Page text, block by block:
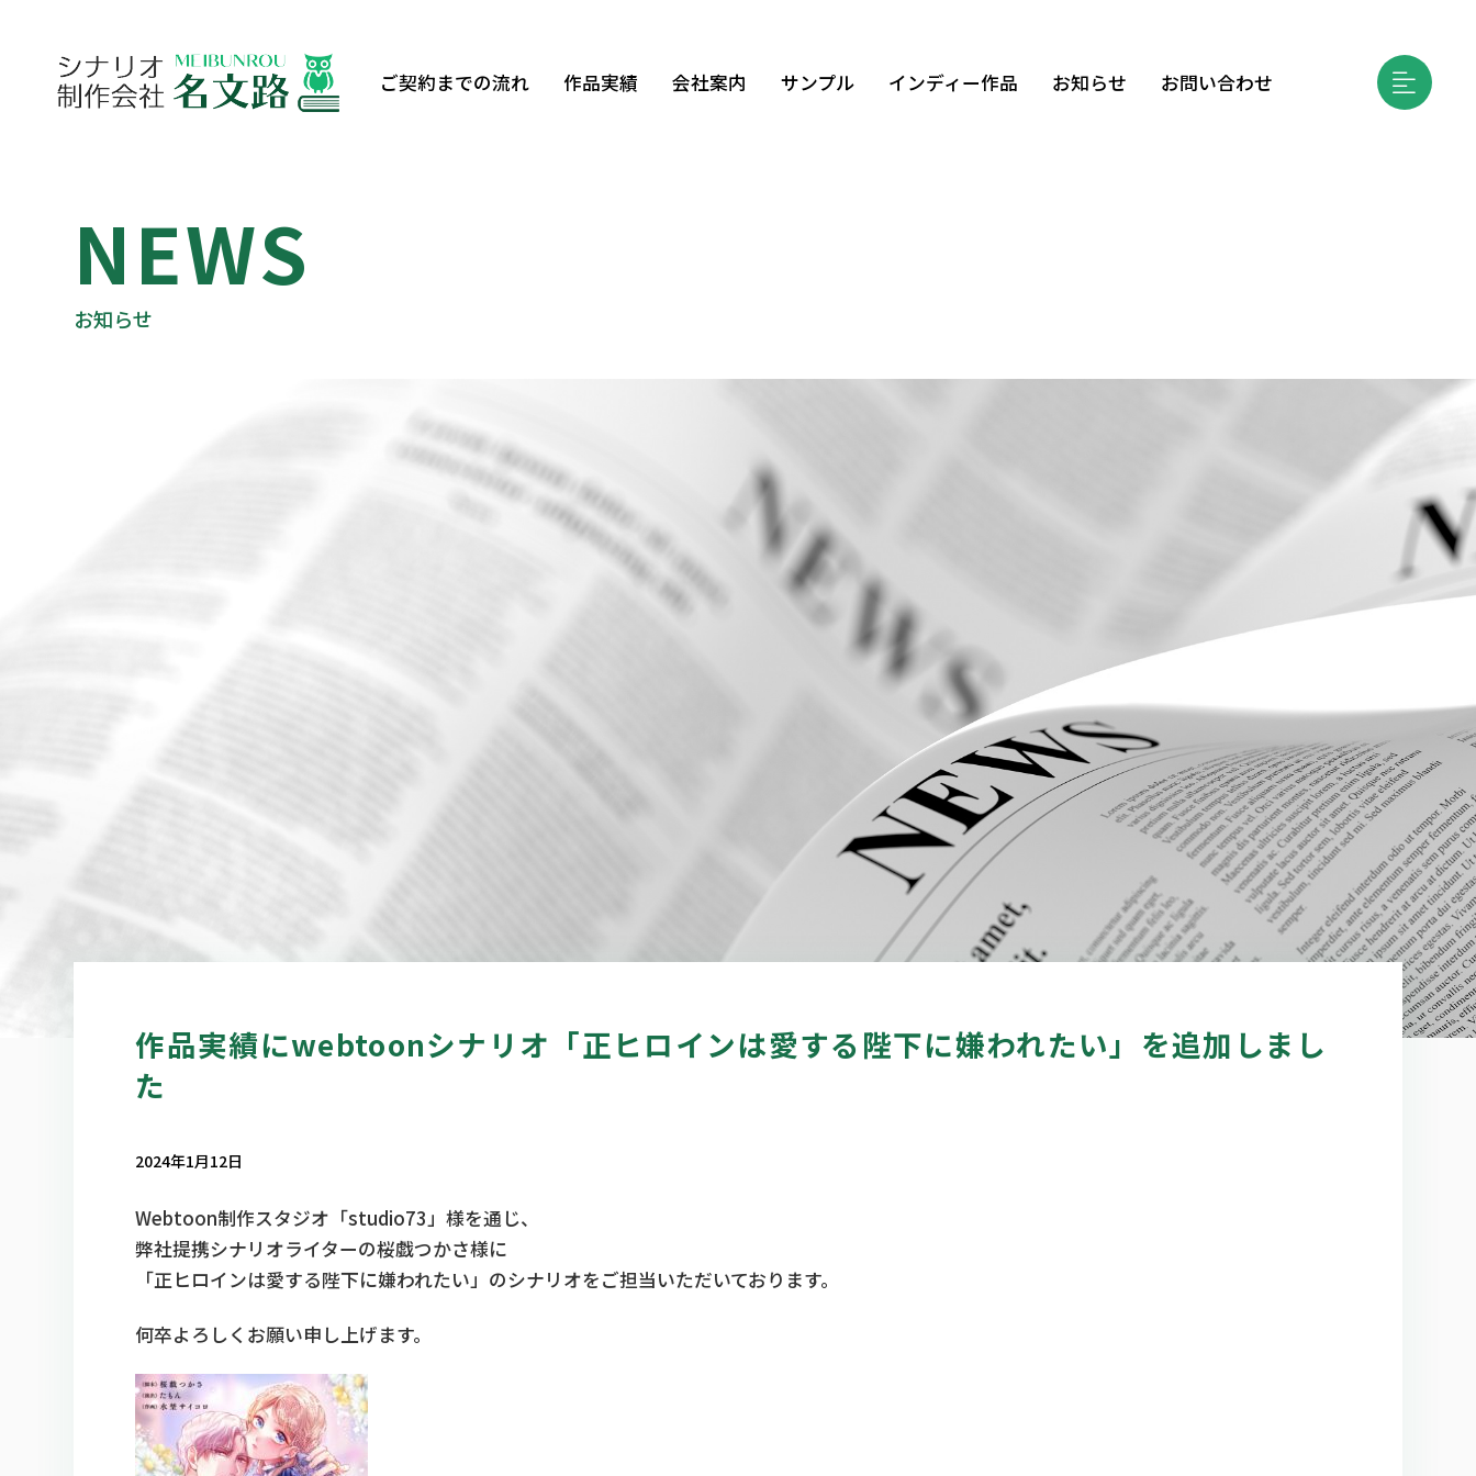
ご契約までの流れ 作品実績 会社案内 サンプル インディー作品 お知らせ お問い合わせ
NEWS
お知らせ
作品実績にwebtoonシナリオ「正ヒロインは愛する陛下に嫌われたい」を追加しまし
た
2024年1月12日
Webtoon制作スタジオ「studio73」様を通じ、
弊社提携シナリオライターの桜戯つかさ様に
「正ヒロインは愛する陛下に嫌われたい」のシナリオをご担当いただいております。
何卒よろしくお願い申し上げます。